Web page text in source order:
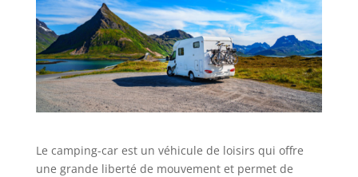
Le camping-car est un véhicule de loisirs qui offre
une grande liberté de mouvement et permet de